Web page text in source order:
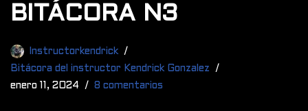
BITÁCORA N3
Instructorkendrick
Bitácora del instructor Kendrick Gonzalez
enero 11, 2024
8 comentarios